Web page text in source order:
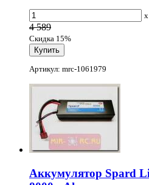
x
4 589
Скидка 15%
Артикул: mrc-1061979
Аккумулятор Spard